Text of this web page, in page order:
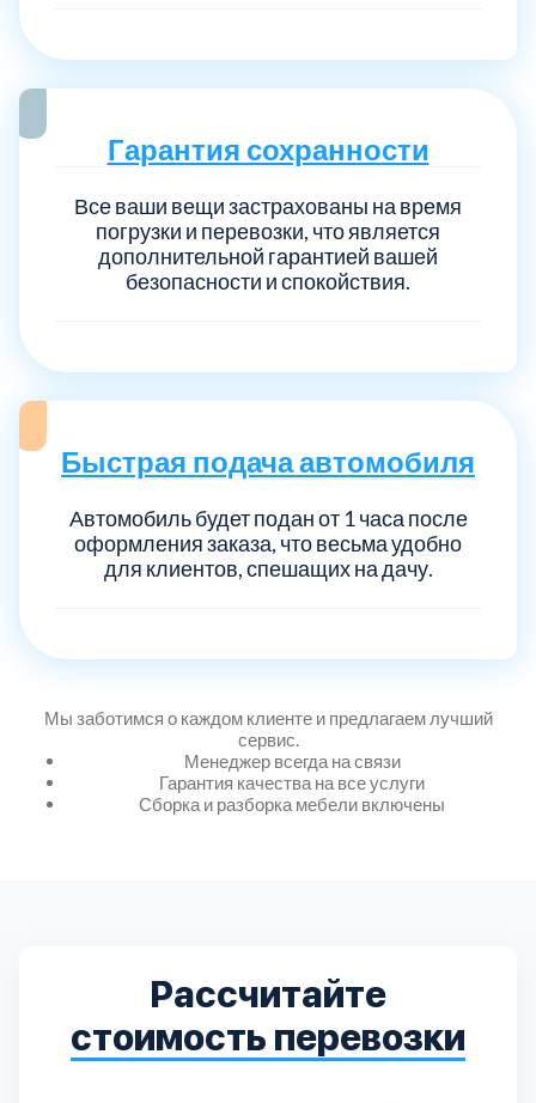
Гарантия сохранности
Все ваши вещи застрахованы на время
погрузки и перевозки, что является
дополнительной гарантией вашей
безопасности и спокойствия.
Быстрая подача автомобиля
Автомобиль будет подан от 1 часа после
оформления заказа, что весьма удобно
для клиентов, спешащих на дачу.
Мы заботимся о каждом клиенте и предлагаем лучший
сервис.
Менеджер всегда на связи
Гарантия качества на все услуги
Сборка и разборка мебели включены
Рассчитайте
стоимость перевозки
Балашиха
Дмитровский
Истринский
Каширский